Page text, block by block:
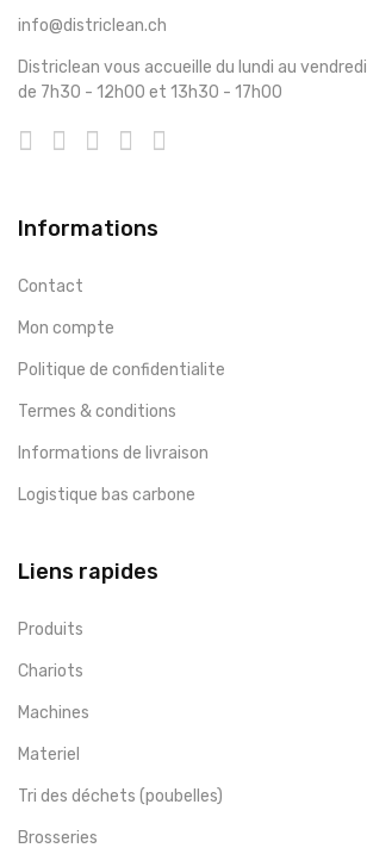
info@districlean.ch
Districlean vous accueille du lundi au vendredi
de 7h30 - 12h00 et 13h30 - 17h00
Informations
Contact
Mon compte
Politique de confidentialite
Termes & conditions
Informations de livraison
Logistique bas carbone
Liens rapides
Produits
Chariots
Machines
Materiel
Tri des déchets (poubelles)
Brosseries